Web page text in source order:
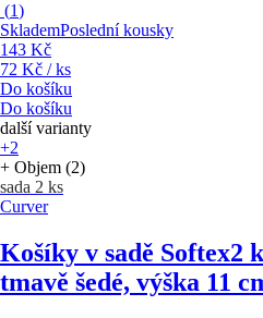
(1)
SklademPoslední kousky
143 Kč
72 Kč / ks
Do košíku
Do košíku
další varianty
+2
+ Objem (2)
sada 2 ks
Curver
Košíky v sadě Softex2
tmavě šedé, výška 11